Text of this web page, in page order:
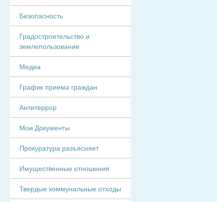
Безопасность
Градостроительство и
землепользование
Медиа
График приема граждан
Антитеррор
Мои Документы
Прокуратура разъясняет
Имущественные отношения
Твердые коммунальные отходы